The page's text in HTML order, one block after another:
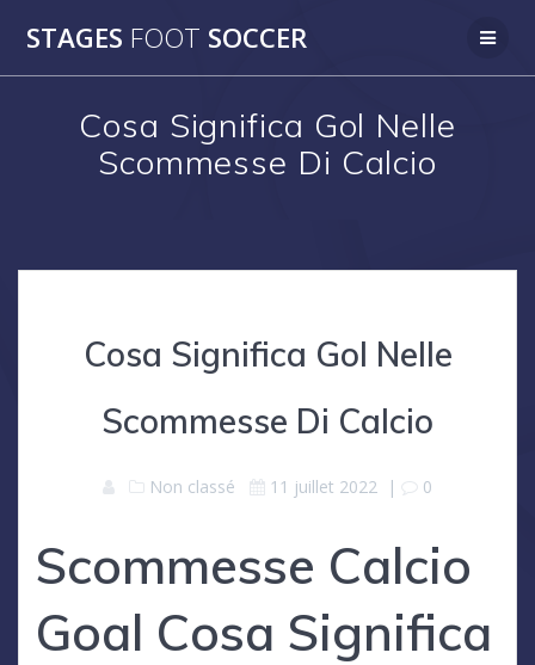
to
STAGES FOOT SOCCER
Cosa Significa Gol Nelle
Scommesse Di Calcio
Cosa Significa Gol Nelle
Scommesse Di Calcio
Non classé 11 juillet 2022 | 0
Scommesse Calcio
Goal Cosa Significa